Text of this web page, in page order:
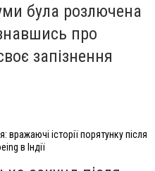
була розлючена
про
запізнення
вражаючі історії порятунку після
в Індії